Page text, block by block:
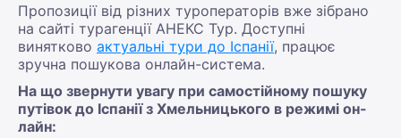
Пропозиції від різних туроператорів вже зібрано
на сайті турагенції АНЕКС Тур. Доступні
винятково актуальні тури до Іспанії, працює
зручна пошукова онлайн-система.
На що звернути увагу при самостійному пошуку
путівок до Іспанії з Хмельницького в режимі он-
лайн: